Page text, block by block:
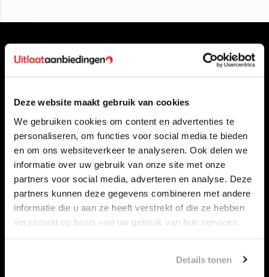
Deze website maakt gebruik van cookies
We gebruiken cookies om content en advertenties te
personaliseren, om functies voor social media te bieden
en om ons websiteverkeer te analyseren. Ook delen we
informatie over uw gebruik van onze site met onze
partners voor social media, adverteren en analyse. Deze
partners kunnen deze gegevens combineren met andere
informatie die u aan ze heeft verstrekt of die ze hebben
verzameld op basis van uw gebruik van hun services.
Details tonen
Contact opnemen
Over ons
Betaalmethoden
Algemene voorwaarden
Herroepingsrecht
Privacy Policy
Verzenden & retourneren